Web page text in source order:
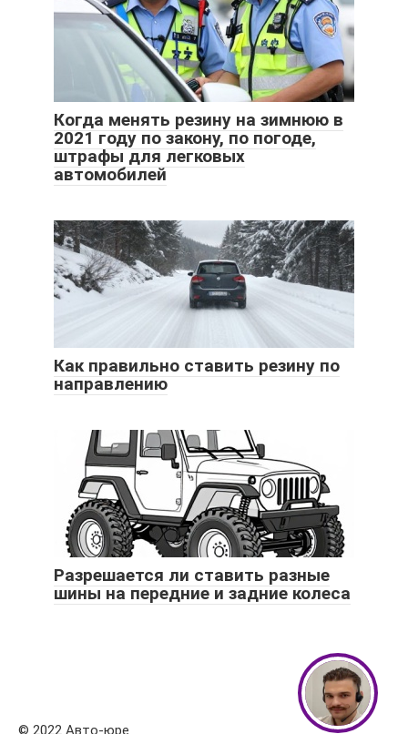
Когда менять резину на зимнюю в
2021 году по закону, по погоде,
штрафы для легковых
автомобилей
Как правильно ставить резину по
направлению
Разрешается ли ставить разные
шины на передние и задние колеса
© 2022 Авто-юре